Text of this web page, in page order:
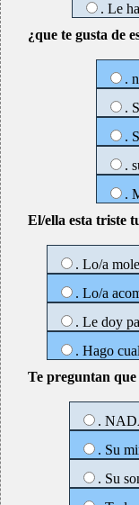
. Le
¿que te gusta de
.
.
.
.
.
El/ella esta triste
. Lo/a
. Lo/a
. Le doy
. Hago
Te preguntan que
.
. Su
. Su